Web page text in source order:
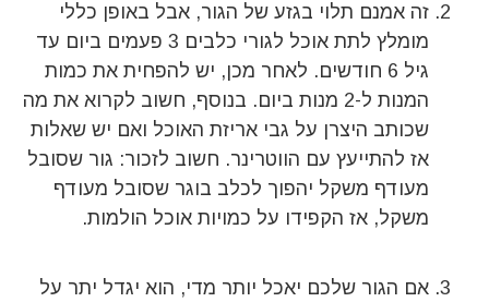
זה אמנם תלוי בגזע של הגור, אבל באופן כללי
מומלץ לתת אוכל לגורי כלבים 3 פעמים ביום עד
גיל 6 חודשים. לאחר מכן, יש להפחית את כמות
המנות ל-2 מנות ביום. בנוסף, חשוב לקרוא את מה
שכותב היצרן על גבי אריזת האוכל ואם יש שאלות
אז להתייעץ עם הווטרינר. חשוב לזכור: גור שסובל
מעודף משקל יהפוך לכלב בוגר שסובל מעודף
משקל, אז הקפידו על כמויות אוכל הולמות.
אם הגור שלכם יאכל יותר מדי, הוא יגדל יתר על